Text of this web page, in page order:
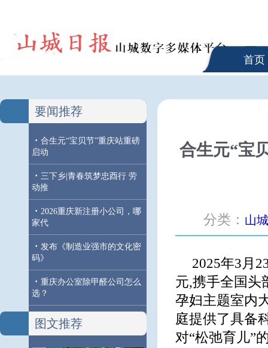
首页
要闻推荐
· 合生元“宝贝节”重庆站重磅
启动
· 三下乡|青春筑梦忠酉行 劳
动推
· 2026重庆新注册小公司，哪
家代
· 发布《制造业强市的文化密
码》
· 重庆办公室除甲醛公司怎么
选？
图文推荐
合生元“宝
分类： 山
2025年3月
元,携手全国头
孕妇主题室内
庭提供了具备
对“松弛育儿”